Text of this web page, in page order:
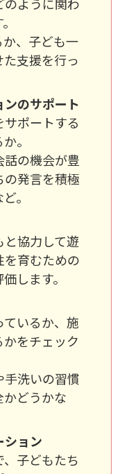
、子ども一
支援を行っ
のサポート
ポートする
。
の機会が豊
発言を積極
。
協力して遊
育むための
します。
いるか、施
をチェック
洗いの習慣
どうかな
ション
子どもたち